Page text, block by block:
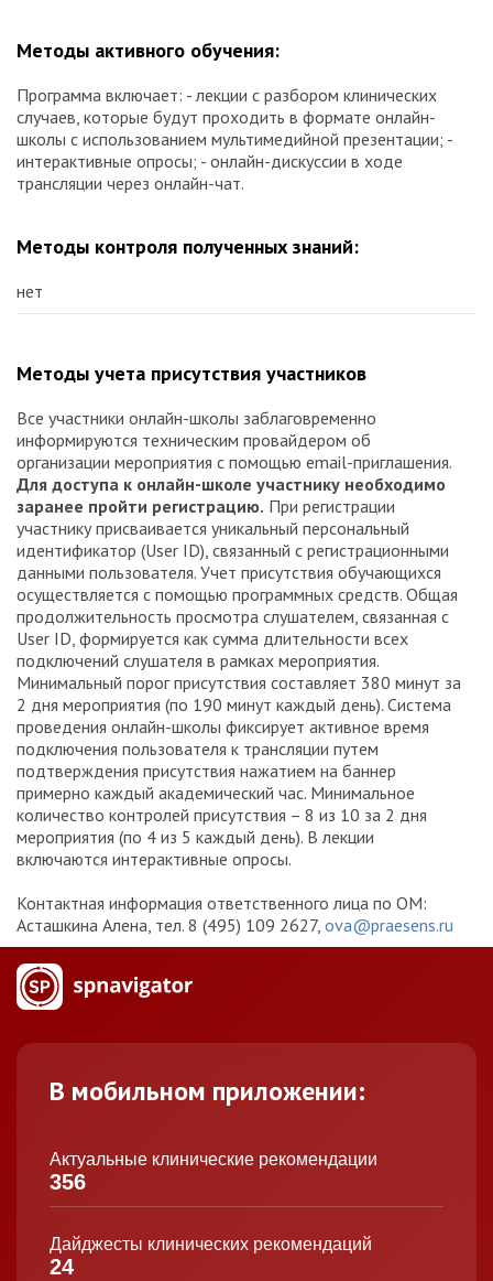
Методы активного обучения:
Программа включает: - лекции с разбором клинических
случаев, которые будут проходить в формате онлайн-
школы с использованием мультимедийной презентации; -
интерактивные опросы; - онлайн-дискуссии в ходе
трансляции через онлайн-чат.
Методы контроля полученных знаний:
нет
Методы учета присутствия участников
Все участники онлайн-школы заблаговременно
информируются техническим провайдером об
организации мероприятия с помощью email-приглашения.
Для доступа к онлайн-школе участнику необходимо
заранее пройти регистрацию. При регистрации
участнику присваивается уникальный персональный
идентификатор (User ID), связанный с регистрационными
данными пользователя. Учет присутствия обучающихся
осуществляется с помощью программных средств. Общая
продолжительность просмотра слушателем, связанная с
User ID, формируется как сумма длительности всех
подключений слушателя в рамках мероприятия.
Минимальный порог присутствия составляет 380 минут за
2 дня мероприятия (по 190 минут каждый день). Система
проведения онлайн-школы фиксирует активное время
подключения пользователя к трансляции путем
подтверждения присутствия нажатием на баннер
примерно каждый академический час. Минимальное
количество контролей присутствия – 8 из 10 за 2 дня
мероприятия (по 4 из 5 каждый день). В лекции
включаются интерактивные опросы.
Контактная информация ответственного лица по ОМ:
Асташкина Алена, тел. 8 (495) 109 2627, ova@praesens.ru
В мобильном приложении:
Актуальные клинические рекомендации
356
Дайджесты клинических рекомендаций
24